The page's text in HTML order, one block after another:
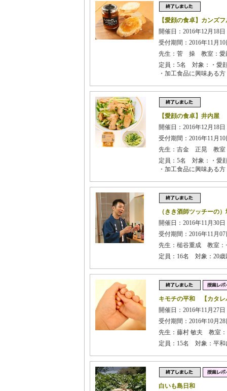
【愛顔の食卓】カンズ
開催日：2016年12月18
受付期間：2016年11月
先生：菅 操 教室：愛
定員：5名 対象：・愛
・加工食品に興味ある方
【愛顔の食卓】井内屋
開催日：2016年12月18
受付期間：2016年11月
先生：吉金 正晃 教室
定員：5名 対象：・愛
・加工食品に興味ある方
（きき酒師ツッチーの
開催日：2016年11月30
受付期間：2016年11月
先生：槌谷重成 教室：
定員：16名 対象：20歳
キモチの平和 【カタ
開催日：2016年11月27
受付期間：2016年10月
先生：藤村 敏夫 教室
定員：15名 対象：平和
白いも島日和